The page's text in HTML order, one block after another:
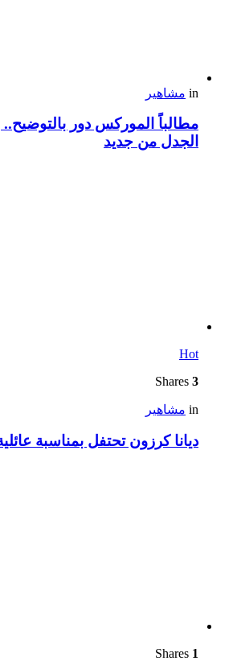
in مشاهير
مطالباً الموركس دور بالتوضيح..
الجدل من جديد
Hot
3
in مشاهير
ديانا كرزون تحتفل بمناسبة
1